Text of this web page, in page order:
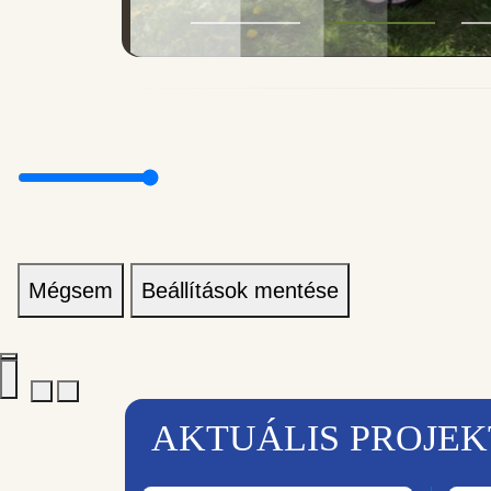
Mégsem Beállítások mentése
AKTUÁLIS